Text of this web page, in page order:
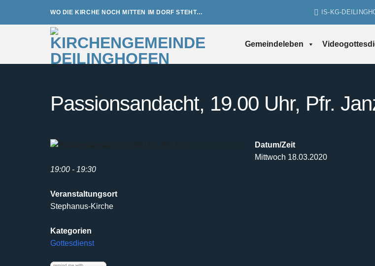
WO DIE KIRCHE NOCH MITTEN IM DORF STEHT… IS-KG-
Gemeindeleben
Passionsandacht, 19.00 Uhr, Pfr.
Datum/Zeit
Mittwoch 18.03.2020
19:00 - 19:30
Veranstaltungsort
Stephanus-Kirche
Kategorien
Gottesdienst